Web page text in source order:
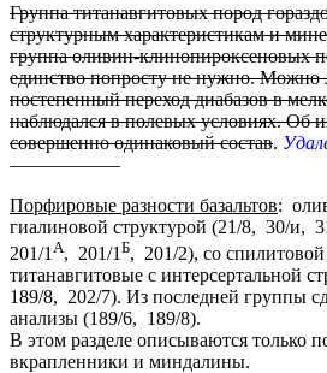
Группа титанавгитовых пород
структурным характеристикам и
группа оливин-клинопироксеновых
единство попросту не нужно. Можно
постепенный переход диабазов в
наблюдался в полевых условиях. Об
совершенно одинаковый состав.
——————–
Порфировые разности базальтов:
гиалиновой структурой (21/8, 30/и,
201/1 А, 201/1 Б, 201/2), со спилитовой
титанавгитовые с интерсертальной
189/8, 202/7). Из последней группы
анализы (189/6, 189/8).
В этом разделе описываются только
вкрапленники и миндалины.